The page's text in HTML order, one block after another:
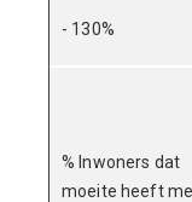
- 130%
% Inwoners dat
moeite heeft